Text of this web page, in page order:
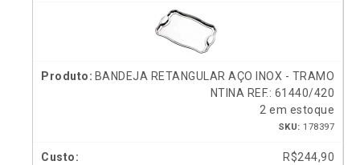
BANDEJA RETANGULAR AÇO INOX - TRAMO
NTINA REF.: 61440/420
2 em estoque
SKU: 178397
R$244,90